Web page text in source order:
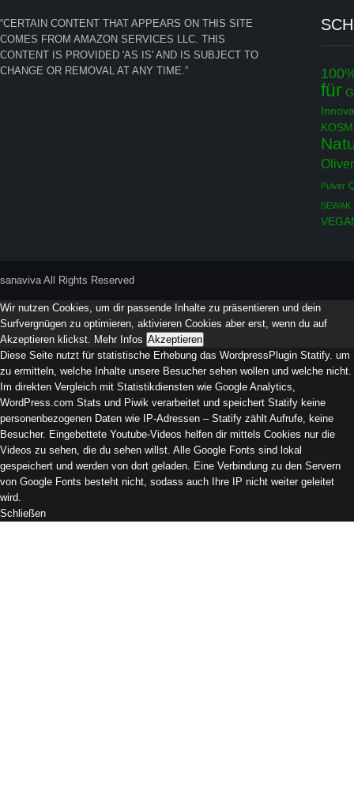
“CERTAIN CONTENT THAT APPEARS ON THIS SITE
COMES FROM AMAZON SERVICES LLC. THIS
CONTENT IS PROVIDED 'AS IS' AND IS SUBJECT TO
CHANGE OR REMOVAL AT ANY TIME.”
für
Pulver
SEWAK
sanaviva All Rights Reserved
Wir nutzen Cookies, um dir passende Inhalte zu präsentieren und dein
Surfvergnügen zu optimieren, aktivieren Cookies aber erst, wenn du auf
Akzeptieren klickst. Mehr Infos Akzeptieren
Diese Seite nutzt für statistische Erhebung das WordpressPlugin Statify. um
zu ermitteln, welche Inhalte unsere Besucher sehen wollen und welche nicht.
Im direkten Vergleich mit Statistikdiensten wie Google Analytics,
WordPress.com Stats und Piwik verarbeitet und speichert Statify keine
personenbezogenen Daten wie IP-Adressen – Statify zählt Aufrufe, keine
Besucher. Eingebettete Youtube-Videos helfen dir mittels Cookies nur die
Videos zu sehen, die du sehen willst. Alle Google Fonts sind lokal
gespeichert und werden von dort geladen. Eine Verbindung zu den Servern
von Google Fonts besteht nicht, sodass auch Ihre IP nicht weiter geleitet
wird.
Schließen